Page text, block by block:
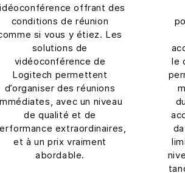
offrant des
conditions de réunion
si vous y étiez. Les
solutions de
vidéoconférence de
Logitech permettent
d’organiser des réunions
avec un niveau
de qualité et de
extraordinaires,
et à un prix vraiment
abordable.
le